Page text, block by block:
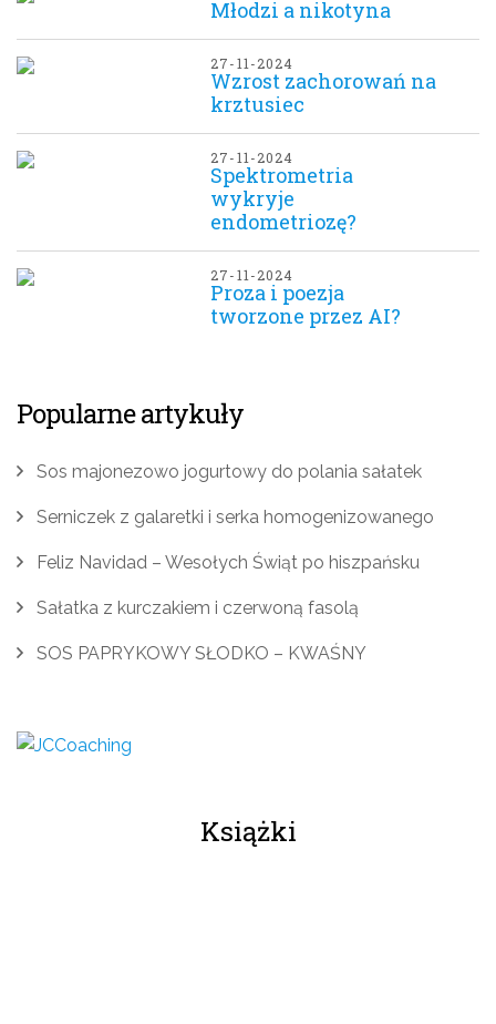
Młodzi a nikotyna
27-11-2024
Wzrost zachorowań na
krztusiec
27-11-2024
Spektrometria
wykryje
endometriozę?
27-11-2024
Proza i poezja
tworzone przez AI?
Popularne artykuły
Sos majonezowo jogurtowy do polania sałatek
Serniczek z galaretki i serka homogenizowanego
Feliz Navidad – Wesołych Świąt po hiszpańsku
Sałatka z kurczakiem i czerwoną fasolą
SOS PAPRYKOWY SŁODKO – KWAŚNY
Książki